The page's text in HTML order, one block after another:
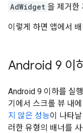
AdWidget 을 제거한
이렇게 하면 앱에서
Android 9 이
Android 9 이하를 실
기에서 스크롤 뷰 내
지 않은 성능이 나타
러한 유형의 배너를